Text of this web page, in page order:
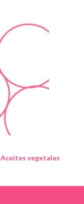
Aceites vegetales